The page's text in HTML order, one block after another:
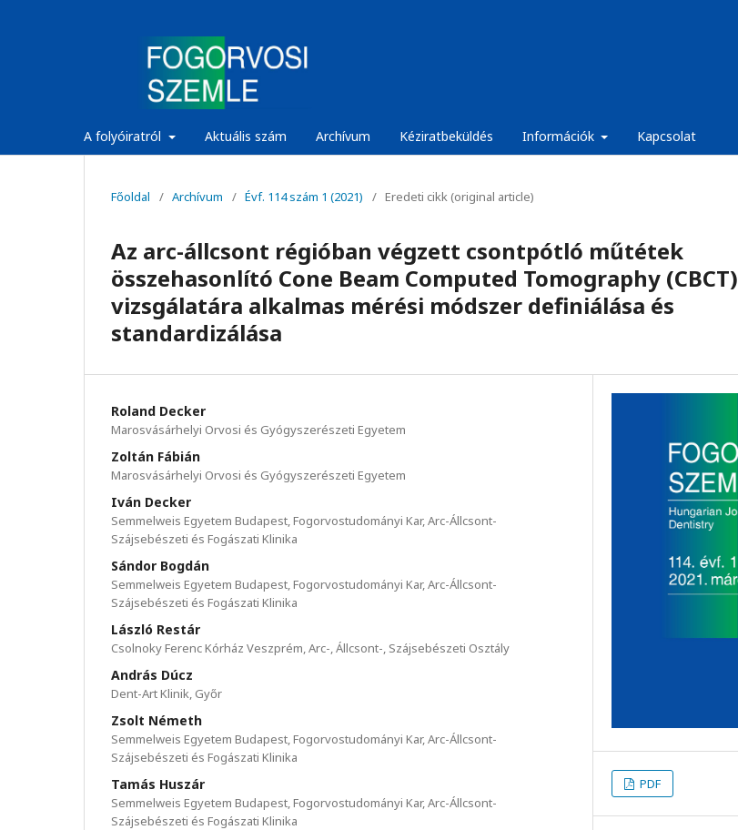
A folyóiratról Aktuális szám Archívum Kéziratbeküldés Információk Kapcsolat
Főoldal / Archívum / Évf. 114 szám 1 (2021) / Eredeti cikk (original article)
Az arc-állcsont régióban végzett csontpótló műtétek
összehasonlító Cone Beam Computed Tomography (CBCT)
vizsgálatára alkalmas mérési módszer definiálása és
standardizálása
Roland Decker
Marosvásárhelyi Orvosi és Gyógyszerészeti Egyetem
Zoltán Fábián
Marosvásárhelyi Orvosi és Gyógyszerészeti Egyetem
Iván Decker
Semmelweis Egyetem Budapest, Fogorvostudományi Kar, Arc-Állcsont-
Szájsebészeti és Fogászati Klinika
Sándor Bogdán
Semmelweis Egyetem Budapest, Fogorvostudományi Kar, Arc-Állcsont-
Szájsebészeti és Fogászati Klinika
László Restár
Csolnoky Ferenc Kórház Veszprém, Arc-, Állcsont-, Szájsebészeti Osztály
András Dúcz
Dent-Art Klinik, Győr
Zsolt Németh
Semmelweis Egyetem Budapest, Fogorvostudományi Kar, Arc-Állcsont-
Szájsebészeti és Fogászati Klinika
Tamás Huszár
Semmelweis Egyetem Budapest, Fogorvostudományi Kar, Arc-Állcsont-
Szájsebészeti és Fogászati Klinika
PDF